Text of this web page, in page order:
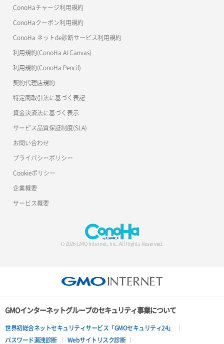
美雲このは徹底ガイド
ConoHaチャージ利用規約
ConoHaクーポン利用規約
ConoHa ネットde診断サービス利用規約
利用規約(ConoHa AI Canvas)
利用規約(ConoHa Pencil)
契約代理店規約
特定商取引法に基づく表記
資金決済法に基づく表示
サービス品質保証制度(SLA)
お問い合わせ
プライバシーポリシー
Cookieポリシー
企業概要
サービス概要
© 2026 GMO Internet, Inc. All Rights Reserved.
GMOインターネットグループのセキュリティ事業について
世界初総合ネットセキュリティサービス「GMOセキュリティ24」
パスワード漏洩診断
Webサイトリスク診断